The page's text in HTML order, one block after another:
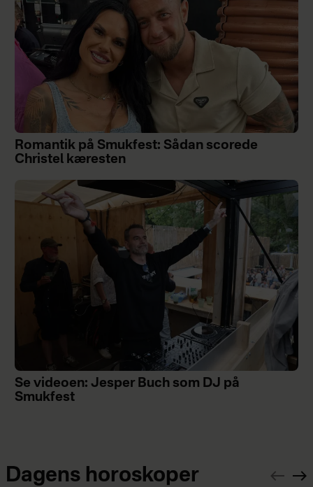
Romantik på Smukfest: Sådan scorede
Christel kæresten
Se videoen: Jesper Buch som DJ på
Smukfest
Dagens horoskoper